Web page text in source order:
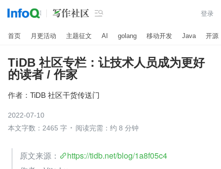
 登录
首页 月更活动 主题征文 AI golang 移动开发 Java 开源
TiDB 社区专栏：让技术人员成为更好
的读者 / 作家
作者： TiDB 社区干货传送门
2022-07-10
本文字数：2465 字
阅读完需：约 8 分钟
原文来源：
https://tidb.net/blog/1a8f05c4